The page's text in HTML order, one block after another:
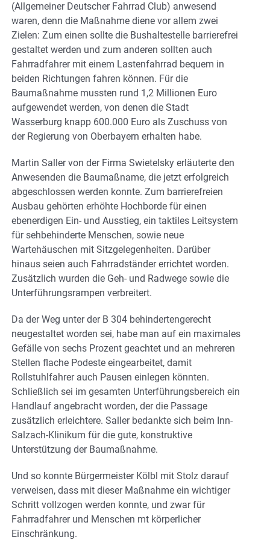
(Allgemeiner Deutscher Fahrrad Club) anwesend
waren, denn die Maßnahme diene vor allem zwei
Zielen: Zum einen sollte die Bushaltestelle barrierefrei
gestaltet werden und zum anderen sollten auch
Fahrradfahrer mit einem Lastenfahrrad bequem in
beiden Richtungen fahren können. Für die
Baumaßnahme mussten rund 1,2 Millionen Euro
aufgewendet werden, von denen die Stadt
Wasserburg knapp 600.000 Euro als Zuschuss von
der Regierung von Oberbayern erhalten habe.
Martin Saller von der Firma Swietelsky erläuterte den
Anwesenden die Baumaßname, die jetzt erfolgreich
abgeschlossen werden konnte. Zum barrierefreien
Ausbau gehörten erhöhte Hochborde für einen
ebenerdigen Ein- und Ausstieg, ein taktiles Leitsystem
für sehbehinderte Menschen, sowie neue
Wartehäuschen mit Sitzgelegenheiten. Darüber
hinaus seien auch Fahrradständer errichtet worden.
Zusätzlich wurden die Geh- und Radwege sowie die
Unterführungsrampen verbreitert.
Da der Weg unter der B 304 behindertengerecht
neugestaltet worden sei, habe man auf ein maximales
Gefälle von sechs Prozent geachtet und an mehreren
Stellen flache Podeste eingearbeitet, damit
Rollstuhlfahrer auch Pausen einlegen könnten.
Schließlich sei im gesamten Unterführungsbereich ein
Handlauf angebracht worden, der die Passage
zusätzlich erleichtere. Saller bedankte sich beim Inn-
Salzach-Klinikum für die gute, konstruktive
Unterstützung der Baumaßnahme.
Und so konnte Bürgermeister Kölbl mit Stolz darauf
verweisen, dass mit dieser Maßnahme ein wichtiger
Schritt vollzogen werden konnte, und zwar für
Fahrradfahrer und Menschen mt körperlicher
Einschränkung.